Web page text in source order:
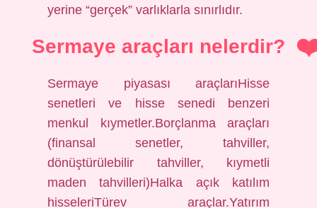
yerine “gerçek” varlıklarla sınırlıdır.
Sermaye araçları nelerdir?
Sermaye piyasası araçlarıHisse
senetleri ve hisse senedi benzeri
menkul kıymetler.Borçlanma araçları
(finansal senetler, tahviller,
dönüştürülebilir tahviller, kıymetli
maden tahvilleri)Halka açık katılım
hisseleriTürev araçlar.Yatırım